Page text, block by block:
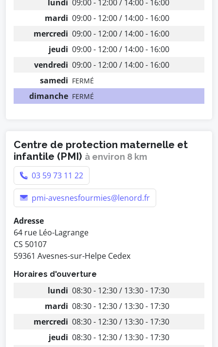
lundi 09:00 - 12:00 / 14:00 - 16:00
mardi 09:00 - 12:00 / 14:00 - 16:00
mercredi 09:00 - 12:00 / 14:00 - 16:00
jeudi 09:00 - 12:00 / 14:00 - 16:00
vendredi 09:00 - 12:00 / 14:00 - 16:00
samedi FERMÉ
dimanche FERMÉ
Centre de protection maternelle et
infantile (PMI) à environ 8 km
03 59 73 11 22
pmi-avesnesfourmies@lenord.fr
Adresse
64 rue Léo-Lagrange
CS 50107
59361 Avesnes-sur-Helpe Cedex
Horaires d'ouverture
lundi 08:30 - 12:30 / 13:30 - 17:30
mardi 08:30 - 12:30 / 13:30 - 17:30
mercredi 08:30 - 12:30 / 13:30 - 17:30
jeudi 08:30 - 12:30 / 13:30 - 17:30